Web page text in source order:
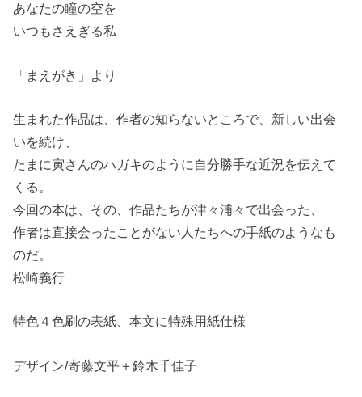
あなたの瞳の空を
いつもさえぎる私
「まえがき」より
生まれた作品は、作者の知らないところで、新しい出会
いを続け、
たまに寅さんのハガキのように自分勝手な近況を伝えて
くる。
今回の本は、その、作品たちが津々浦々で出会った、
作者は直接会ったことがない人たちへの手紙のようなも
のだ。
松崎義行
特色４色刷の表紙、本文に特殊用紙仕様
デザイン/寄藤文平＋鈴木千佳子